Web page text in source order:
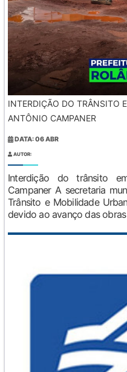
INTERDIÇÃO DO TRÂNSITO
ANTÔNIO CAMPANER
DATA: 06 ABR
AUTOR:
Interdição do trânsito
Campaner A secretaria
Trânsito e Mobilidade
devido ao avanço das